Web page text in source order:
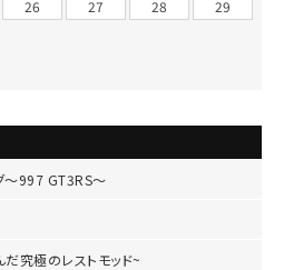
26 27 28
29
～997 GT3RS～
究極のレストモッド~